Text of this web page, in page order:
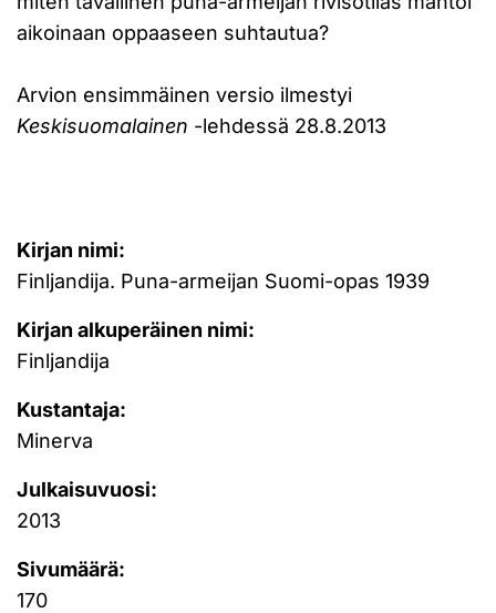
aikoinaan oppaaseen suhtautua?
Arvion ensimmäinen versio ilmestyi
Keskisuomalainen -lehdessä 28.8.2013
Kirjan nimi:
Finljandija. Puna-armeijan Suomi-opas 1939
Kirjan alkuperäinen nimi:
Finljandija
Kustantaja:
Minerva
Julkaisuvuosi:
2013
Sivumäärä:
170